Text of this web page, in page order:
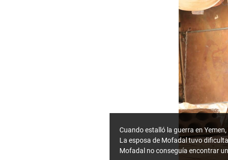
Cuando estalló la guerra en
La esposa de Mofadal tuvo
Mofadal no conseguía encontrar